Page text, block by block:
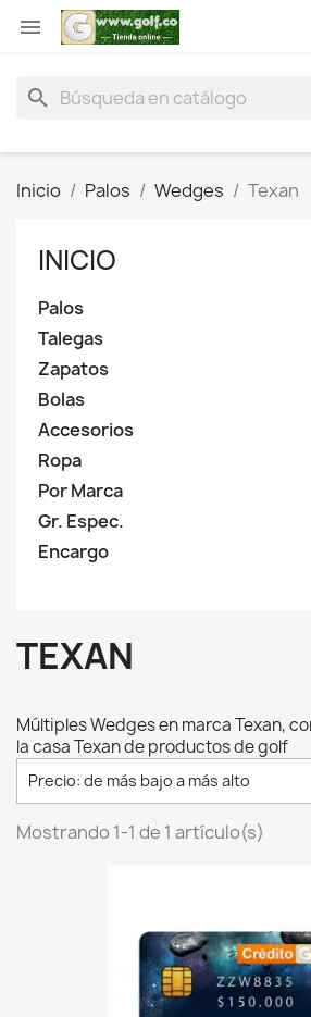

search
Inicio Palos Wedges Texan
INICIO
Palos
Talegas
Zapatos
Bolas
Accesorios
Ropa
Por Marca
Gr. Espec.
Encargo
TEXAN
Múltiples Wedges en marca Texan,
la casa Texan de productos de golf
Precio: de más bajo a más alto
Mostrando 1-1 de 1 artículo(s)